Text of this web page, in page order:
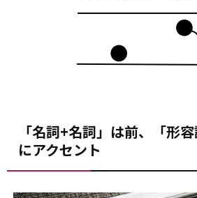
「名詞+名詞」は前、「形
にアクセント